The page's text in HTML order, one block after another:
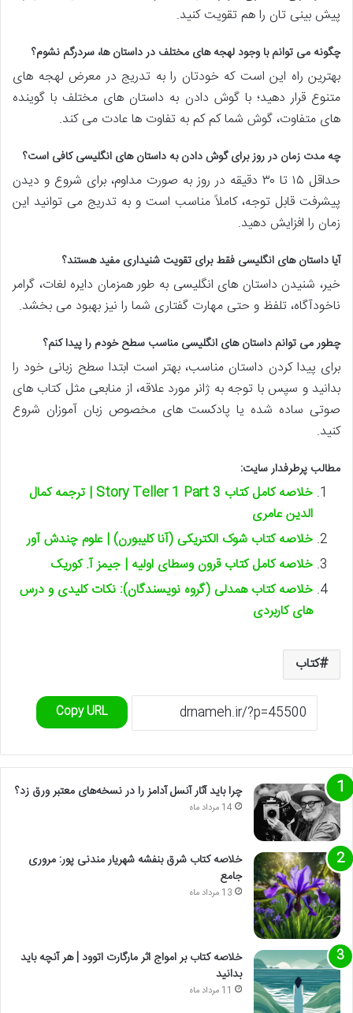
پیش بینی تان را هم تقویت کنید.
چگونه می توانم با وجود لهجه های مختلف در داستان ها، سردرگم نشوم؟
بهترین راه این است که خودتان را به تدریج در معرض لهجه های
متنوع قرار دهید؛ با گوش دادن به داستان های مختلف با گوینده
های متفاوت، گوش شما کم کم به تفاوت ها عادت می کند.
چه مدت زمان در روز برای گوش دادن به داستان های انگلیسی کافی است؟
حداقل ۱۵ تا ۳۰ دقیقه در روز به صورت مداوم، برای شروع و دیدن
پیشرفت قابل توجه، کاملاً مناسب است و به تدریج می توانید این
زمان را افزایش دهید.
آیا داستان های انگلیسی فقط برای تقویت شنیداری مفید هستند؟
خیر، شنیدن داستان های انگلیسی به طور همزمان دایره لغات، گرامر
ناخودآگاه، تلفظ و حتی مهارت گفتاری شما را نیز بهبود می بخشد.
چطور می توانم داستان های انگلیسی مناسب سطح خودم را پیدا کنم؟
برای پیدا کردن داستان مناسب، بهتر است ابتدا سطح زبانی خود را
بدانید و سپس با توجه به ژانر مورد علاقه، از منابعی مثل کتاب های
صوتی ساده شده یا پادکست های مخصوص زبان آموزان شروع
کنید.
مطالب پرطرفدار سایت:
خلاصه کامل کتاب Story Teller 1 Part 3 | ترجمه کمال
الدین عامری
خلاصه کتاب شوک الکتریکی (آنا کلیبورن) | علوم چندش آور
خلاصه کامل کتاب قرون وسطای اولیه | جیمز آ. کوریک
خلاصه کتاب همدلی (گروه نویسندگان): نکات کلیدی و درس
های کاربردی
کتاب
Copy URL
چرا باید آثار آنسل آدامز را در نسخه‌های معتبر ورق زد؟
14 مرداد ماه
خلاصه کتاب شرق بنفشه شهریار مندنی پور: مروری
جامع
13 مرداد ماه
خلاصه کتاب بر امواج اثر مارگارت اتوود | هر آنچه باید
بدانید
11 مرداد ماه